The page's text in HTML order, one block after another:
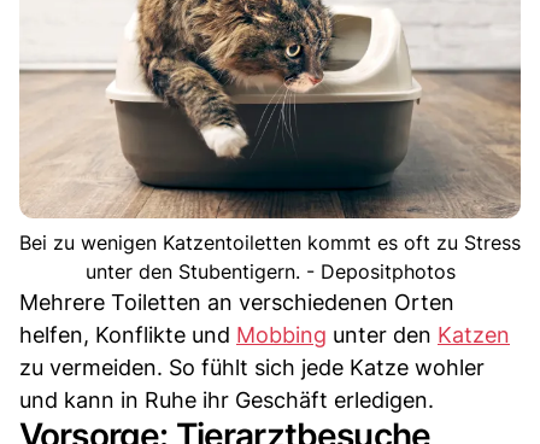
Bei zu wenigen Katzentoiletten kommt es oft zu Stress
unter den Stubentigern. - Depositphotos
Mehrere Toiletten an verschiedenen Orten
helfen, Konflikte und Mobbing unter den Katzen
zu vermeiden. So fühlt sich jede Katze wohler
und kann in Ruhe ihr Geschäft erledigen.
Vorsorge: Tierarztbesuche